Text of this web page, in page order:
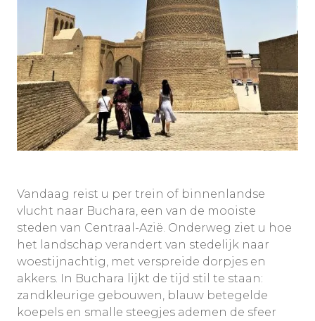
Vandaag reist u per trein of binnenlandse
vlucht naar Buchara, een van de mooiste
steden van Centraal-Azië. Onderweg ziet u hoe
het landschap verandert van stedelijk naar
woestijnachtig, met verspreide dorpjes en
akkers. In Buchara lijkt de tijd stil te staan:
zandkleurige gebouwen, blauw betegelde
koepels en smalle steegjes ademen de sfeer